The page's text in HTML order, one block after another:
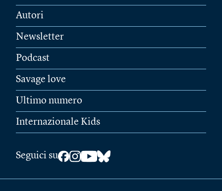
Autori
Newsletter
Podcast
Savage love
Ultimo numero
Internazionale Kids
Seguici su